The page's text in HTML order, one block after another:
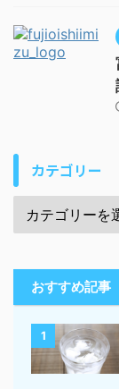
カテゴリー
おすすめ記事
1